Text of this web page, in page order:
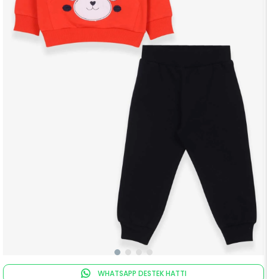
WHATSAPP DESTEK HATTI